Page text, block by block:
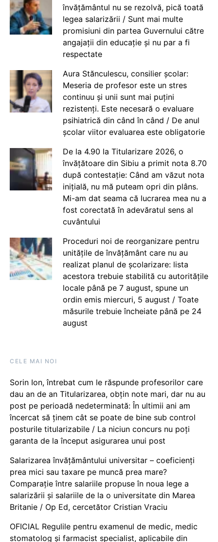
învățământul nu se rezolvă, pică toată
legea salarizării / Sunt mai multe
promisiuni din partea Guvernului către
angajații din educație și nu par a fi
respectate
Aura Stănculescu, consilier școlar:
Meseria de profesor este un stres
continuu și unii sunt mai puțini
rezistenți. Este necesară o evaluare
psihiatrică din când în când / De anul
școlar viitor evaluarea este obligatorie
De la 4.90 la Titularizare 2026, o
învățătoare din Sibiu a primit nota 8.70
după contestație: Când am văzut nota
inițială, nu mă puteam opri din plâns.
Mi-am dat seama că lucrarea mea nu a
fost corectată în adevăratul sens al
cuvântului
Proceduri noi de reorganizare pentru
unitățile de învățământ care nu au
realizat planul de școlarizare: lista
acestora trebuie stabilită cu autoritățile
locale până pe 7 august, spune un
ordin emis miercuri, 5 august / Toate
măsurile trebuie încheiate până pe 24
august
CELE MAI NOI
Sorin Ion, întrebat cum le răspunde profesorilor care
dau an de an Titularizarea, obțin note mari, dar nu au
post pe perioadă nedeterminată: În ultimii ani am
încercat să ținem cât se poate de bine sub control
posturile titularizabile / La niciun concurs nu poți
garanta de la început asigurarea unui post
Salarizarea învățământului universitar – coeficienți
prea mici sau taxare pe muncă prea mare?
Comparație între salariile propuse în noua lege a
salarizării și salariile de la o universitate din Marea
Britanie / Op Ed, cercetător Cristian Vraciu
OFICIAL Regulile pentru examenul de medic, medic
stomatolog și farmacist specialist, aplicabile din